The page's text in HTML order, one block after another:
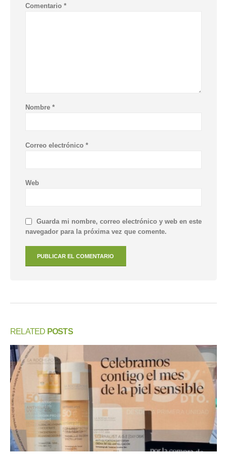
Comentario *
Nombre *
Correo electrónico *
Web
Guarda mi nombre, correo electrónico y web en este
navegador para la próxima vez que comente.
RELATED POSTS